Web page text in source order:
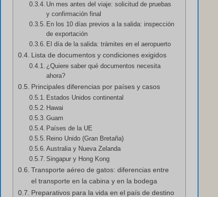
Un mes antes del viaje: solicitud de pruebas
y confirmación final
En los 10 días previos a la salida: inspección
de exportación
El día de la salida: trámites en el aeropuerto
Lista de documentos y condiciones exigidos
¿Quiere saber qué documentos necesita
ahora?
Principales diferencias por países y casos
Estados Unidos continental
Hawai
Guam
Países de la UE
Reino Unido (Gran Bretaña)
Australia y Nueva Zelanda
Singapur y Hong Kong
Transporte aéreo de gatos: diferencias entre
el transporte en la cabina y en la bodega
Preparativos para la vida en el país de destino